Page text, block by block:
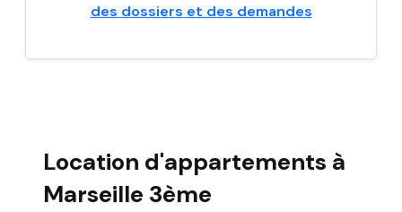
des dossiers et des demandes
Location d'appartements à
Marseille 3ème